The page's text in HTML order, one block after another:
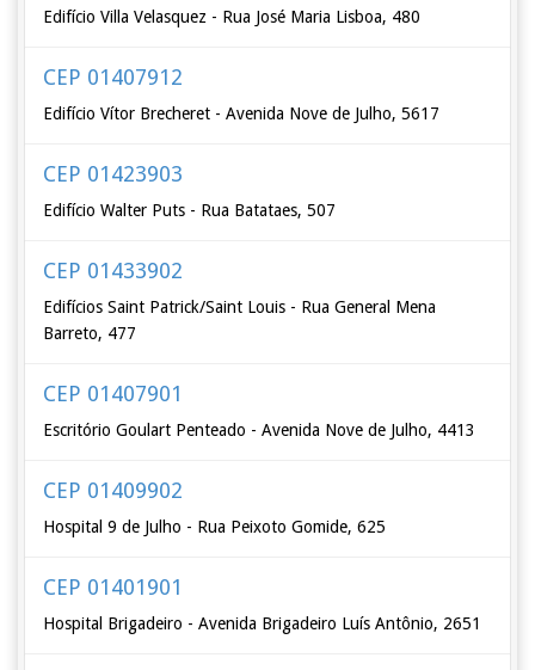
Edifício Villa Velasquez - Rua José Maria Lisboa, 480
CEP 01407912
Edifício Vítor Brecheret - Avenida Nove de Julho, 5617
CEP 01423903
Edifício Walter Puts - Rua Batataes, 507
CEP 01433902
Edifícios Saint Patrick/Saint Louis - Rua General Mena
Barreto, 477
CEP 01407901
Escritório Goulart Penteado - Avenida Nove de Julho, 4413
CEP 01409902
Hospital 9 de Julho - Rua Peixoto Gomide, 625
CEP 01401901
Hospital Brigadeiro - Avenida Brigadeiro Luís Antônio, 2651